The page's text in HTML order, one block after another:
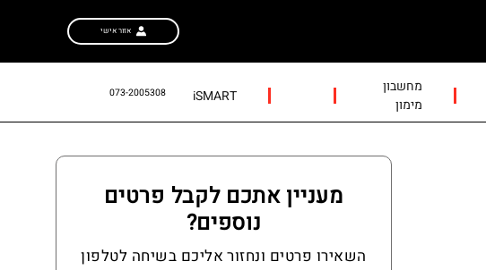
אזור אישי
מחשבון
מימון
iSMART
073-2005308
מעניין אתכם לקבל פרטים
נוספים?
השאירו פרטים ונחזור אליכם בשיחה לטלפון